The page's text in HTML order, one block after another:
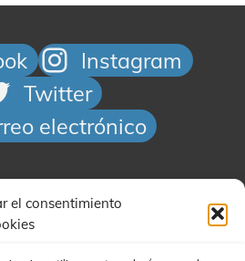
el consentimiento
Instagram
Twitter
electrónico